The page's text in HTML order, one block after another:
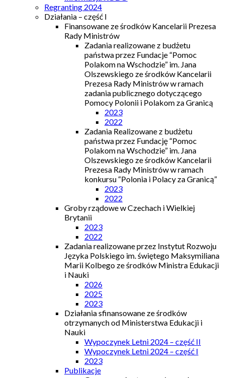
Regranting 2024
Działania – część I
Finansowane ze środków Kancelarii Prezesa
Rady Ministrów
Zadania realizowane z budżetu
państwa przez Fundacje “Pomoc
Polakom na Wschodzie” im. Jana
Olszewskiego ze środków Kancelarii
Prezesa Rady Ministrów w ramach
zadania publicznego dotyczącego
Pomocy Polonii i Polakom za Granicą
2023
2022
Zadania Realizowane z budżetu
państwa przez Fundację “Pomoc
Polakom na Wschodzie” im. Jana
Olszewskiego ze środków Kancelarii
Prezesa Rady Ministrów w ramach
konkursu “Polonia i Polacy za Granicą”
2023
2022
Groby rządowe w Czechach i Wielkiej
Brytanii
2023
2022
Zadania realizowane przez Instytut Rozwoju
Języka Polskiego im. świętego Maksymiliana
Marii Kolbego ze środków Ministra Edukacji
i Nauki
2026
2025
2023
Działania sfinansowane ze środków
otrzymanych od Ministerstwa Edukacji i
Nauki
Wypoczynek Letni 2024 – część II
Wypoczynek Letni 2024 – część I
2023
Publikacje